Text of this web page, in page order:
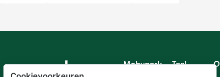
Mobypark
Taal